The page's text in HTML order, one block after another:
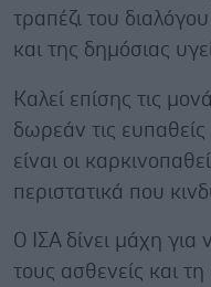
τραπέζι του
και της δημόσιας
Καλεί επίσης τις
δωρεάν τις
είναι οι
περιστατικά που
Ο ΙΣΑ δίνει μάχη για
τους ασθενείς και